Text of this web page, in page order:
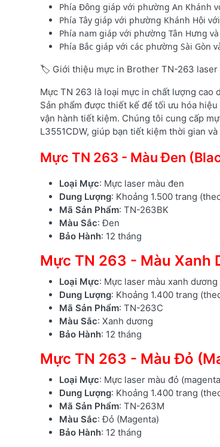
Phía Đông giáp với phường An Khánh
Phía Tây giáp với phường Khánh Hội
Phía nam giáp với phường Tân Hưng
Phía Bắc giáp với các phường Sài Gòn
🏷️ Giới thiệu mực in Brother TN-263 laser
Mực TN 263 là loại mực in chất lượng cao
Sản phẩm được thiết kế để tối ưu hóa
vận hành tiết kiệm. Chúng tôi cung cấp
L3551CDW, giúp bạn tiết kiệm thời gian
Mực TN 263 - Màu Đen
Loại Mực: Mực laser màu đen
Dung Lượng: Khoảng 1.500 trang
Mã Sản Phẩm: TN-263BK
Màu Sắc: Đen
Bảo Hành: 12 tháng
Mực TN 263 - Màu Xanh
Loại Mực: Mực laser màu xanh dương
Dung Lượng: Khoảng 1.400 trang
Mã Sản Phẩm: TN-263C
Màu Sắc: Xanh dương
Bảo Hành: 12 tháng
Mực TN 263 - Màu Đỏ
Loại Mực: Mực laser màu đỏ
Dung Lượng: Khoảng 1.400 trang
Mã Sản Phẩm: TN-263M
Màu Sắc: Đỏ (Magenta)
Bảo Hành: 12 tháng